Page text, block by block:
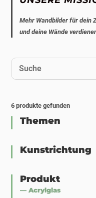
Mehr Wandbilder für dein
und deine Wände
6 produkte gefunden
Themen
Kunstrichtung
Produkt
— Acrylglas